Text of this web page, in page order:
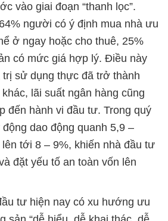
vào giai đoạn “thanh lọc”.
người có ý định mua nhà ưu
ở ngay hoặc cho thuê, 25%
có mức giá hợp lý. Điều này
trị sử dụng thực đã trở thành
lãi suất ngân hàng cũng
đến hành vi đầu tư. Trong quý
dao động quanh 5,9 –
tới 8 – 9%, khiến nhà đầu tư
đặt yếu tố an toàn vốn lên
tư hiện nay có xu hướng ưu